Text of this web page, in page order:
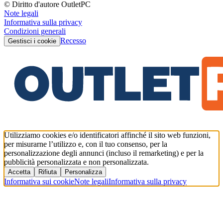
© Diritto d'autore OutletPC
Note legali
Informativa sulla privacy
Condizioni generali
Gestisci i cookie Recesso
Utilizziamo cookies e/o identificatori affinché il sito web funzioni,
per misurarne l’utilizzo e, con il tuo consenso, per la
personalizzazione degli annunci (incluso il remarketing) e per la
pubblicità personalizzata e non personalizzata.
Accetta Rifiuta Personalizza
Informativa sui cookieNote legaliInformativa sulla privacy